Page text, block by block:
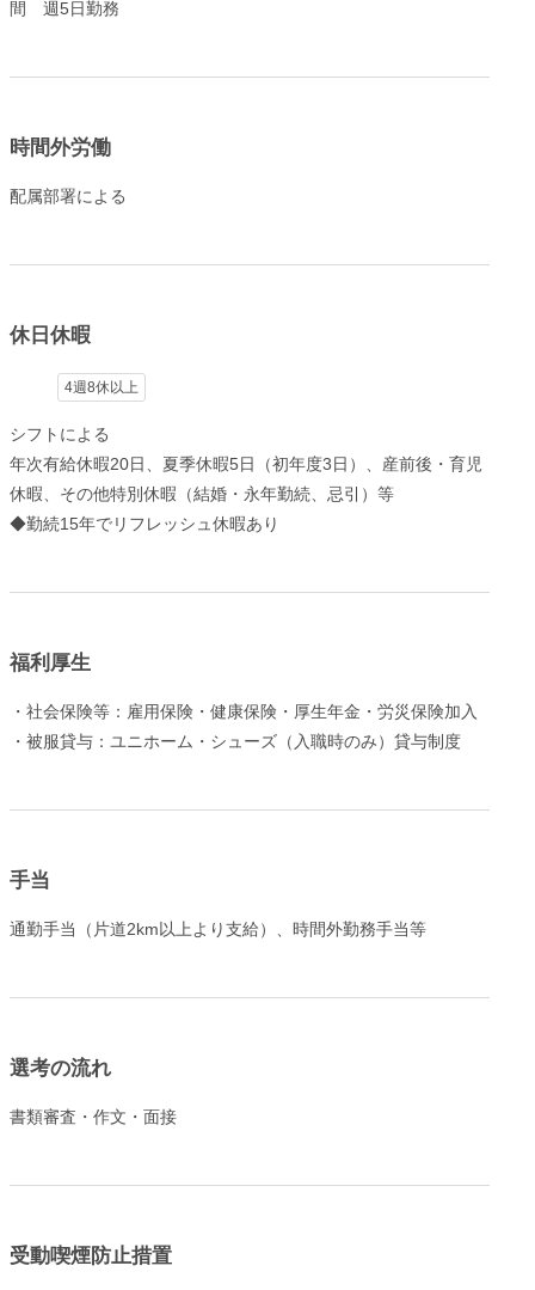
間 週5日勤務
時間外労働
配属部署による
休日休暇
4週8休以上
シフトによる
年次有給休暇20日、夏季休暇5日（初年度3日）、産前後・育児
休暇、その他特別休暇（結婚・永年勤続、忌引）等
◆勤続15年でリフレッシュ休暇あり
福利厚生
・社会保険等：雇用保険・健康保険・厚生年金・労災保険加入
・被服貸与：ユニホーム・シューズ（入職時のみ）貸与制度
手当
通勤手当（片道2km以上より支給）、時間外勤務手当等
選考の流れ
書類審査・作文・面接
受動喫煙防止措置